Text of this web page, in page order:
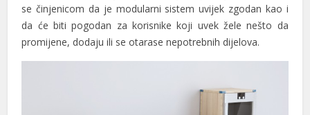
se činjenicom da je modularni sistem uvijek zgodan kao i
da će biti pogodan za korisnike koji uvek žele nešto da
promijene, dodaju ili se otarase nepotrebnih dijelova.